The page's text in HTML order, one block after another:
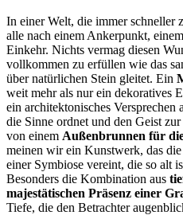
In einer Welt, die immer schneller
alle nach einem Ankerpunkt,
Einkehr. Nichts vermag diesen
vollkommen zu erfüllen wie das
über natürlichen Stein gleitet. Ein
weit mehr als nur ein dekoratives
ein architektonisches Versprechen
die Sinne ordnet und den Geist
von einem Außenbrunnen für
meinen wir ein Kunstwerk, das
einer Symbiose vereint, die so alt
Besonders die Kombination aus
majestätischen Präsenz einer
Tiefe, die den Betrachter